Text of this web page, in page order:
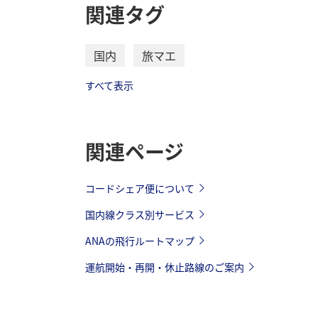
2025年6月1日～6月30日ご搭乗分
2025年7月1日～7月31日ご搭乗分
2025年8月1日～8月8日ご搭乗分
2025年9月1日～9月30日ご搭乗分
2025年10月1日～10月25日ご搭乗分
* 運賃額はご購入手続き時点の金額が適用さ
* 旅客施設使用料
＜ANA VALUE 1/ANA VALUE 3/ANA VALUE
2026年5月7日～2026年5月18日ご搭乗分
* 空席連動型運賃表はこちら（
＜ANA SUPER VALUE SALE＞
2026年3月29日～2026年5月18日ご搭乗分
2026年3月29日～2026年5月18日ご搭乗分
2026年3月29日～2026年5月18日ご搭乗分
関連タグ
国内 旅マエ
すべて表示
関連ページ
コードシェア便について
国内線クラス別サービス
ANAの飛行ルートマップ
運航開始・再開・休止路線のご案内